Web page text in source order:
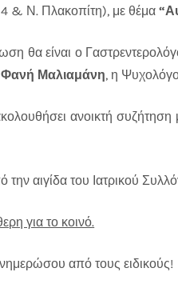
& Ν. Πλακοπίτη), με θέμα
θα είναι ο
Φανή Μαλιαμάνη, η
ανοικτή
την αιγίδα του Ιατρικού
για το κοινό.
από τους ειδικούς!